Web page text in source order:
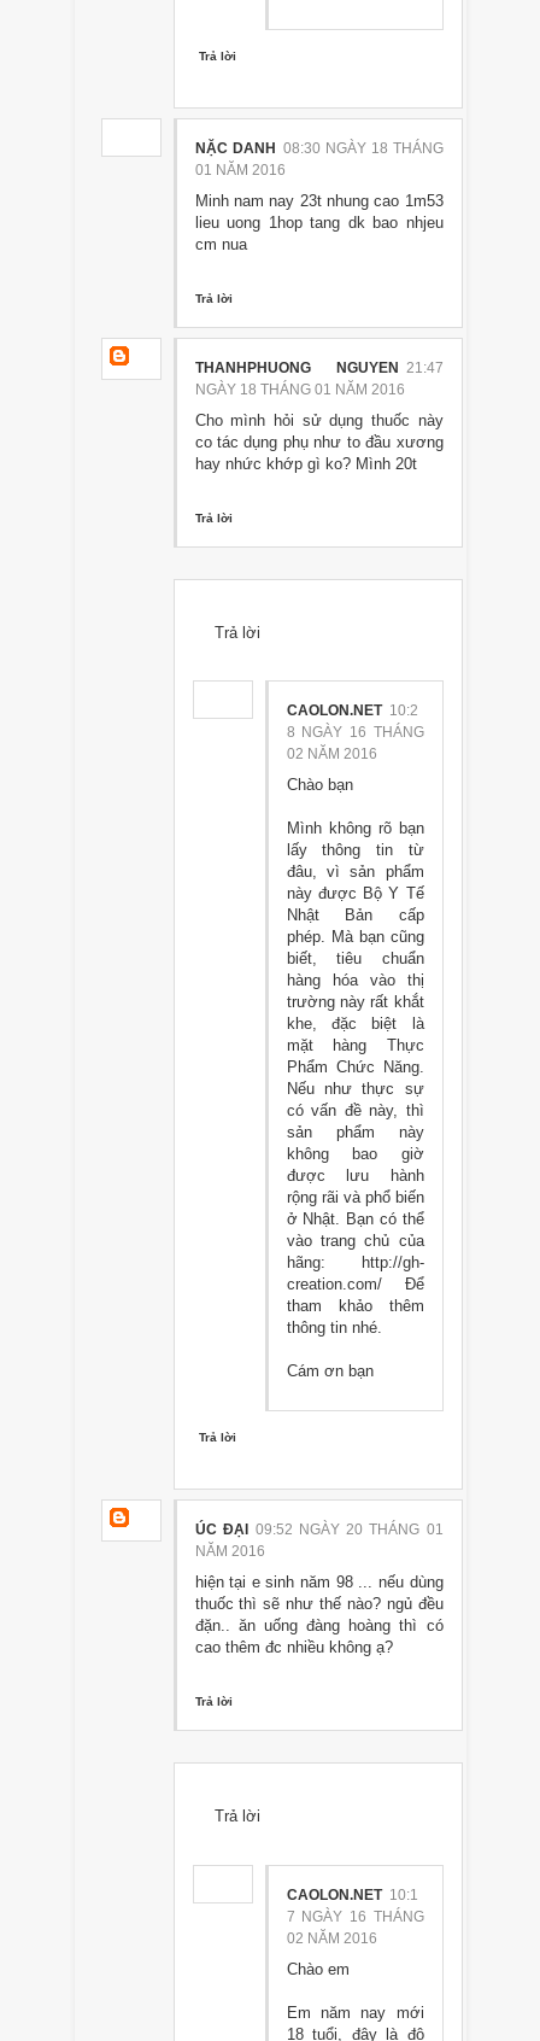
Trả lời
NẶC DANH 08:30 NGÀY 18 THÁNG
01 NĂM 2016
Minh nam nay 23t nhung cao 1m53
lieu uong 1hop tang dk bao nhjeu
cm nua
Trả lời
THANHPHUONG NGUYEN 21:47
NGÀY 18 THÁNG 01 NĂM 2016
Cho mình hỏi sử dụng thuốc này
co tác dụng phụ như to đầu xương
hay nhức khớp gì ko? Mình 20t
Trả lời
Trả lời
CAOLON.NET 10:2
8 NGÀY 16 THÁNG
02 NĂM 2016
Chào bạn
Mình không rõ bạn
lấy thông tin từ
đâu, vì sản phẩm
này được Bộ Y Tế
Nhật Bản cấp
phép. Mà bạn cũng
biết, tiêu chuẩn
hàng hóa vào thị
trường này rất khắt
khe, đặc biệt là
mặt hàng Thực
Phẩm Chức Năng.
Nếu như thực sự
có vấn đề này, thì
sản phẩm này
không bao giờ
được lưu hành
rộng rãi và phổ biến
ở Nhật. Bạn có thể
vào trang chủ của
hãng: http://gh-
creation.com/ Để
tham khảo thêm
thông tin nhé.
Cám ơn bạn
Trả lời
ÚC ĐẠI
09:52 NGÀY 20 THÁNG 01
NĂM 2016
hiện tại e sinh năm 98 ... nếu dùng
thuốc thì sẽ như thế nào? ngủ đều
đặn.. ăn uống đàng hoàng thì có
cao thêm đc nhiều không ạ?
Trả lời
Trả lời
CAOLON.NET 10:1
7 NGÀY 16 THÁNG
02 NĂM 2016
Chào em
Em năm nay mới
18 tuổi, đây là độ